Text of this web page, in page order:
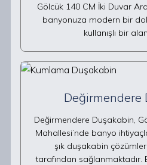
Gölcük 140 CM İki Duvar
banyonuza modern bir
kullanışlı bir
Değirmendere
Değirmendere Duşakabin,
Mahallesi’nde banyo
şık duşakabin
tarafından sağlanmaktadır.